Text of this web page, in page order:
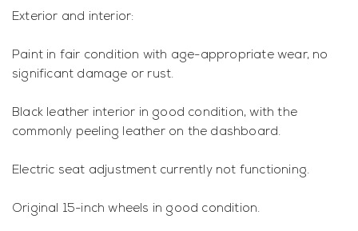
Exterior and interior:
Paint in fair condition with age-appropriate wear, no
significant damage or rust.
Black leather interior in good condition, with the
commonly peeling leather on the dashboard.
Electric seat adjustment currently not functioning.
Original 15-inch wheels in good condition.